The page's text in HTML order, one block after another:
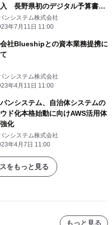
長野県初のデジタル予算書の
開始
ンシステム株式会社
年7月11日 11:00
社Blueshipとの資本業務提携に
ンシステム株式会社
年4月11日 11:00
ンシステム、自治体システムの
ド化本格始動に向けAWS活用体
化
ンシステム株式会社
年4月7日 11:00
をもっと見る
もっと見る